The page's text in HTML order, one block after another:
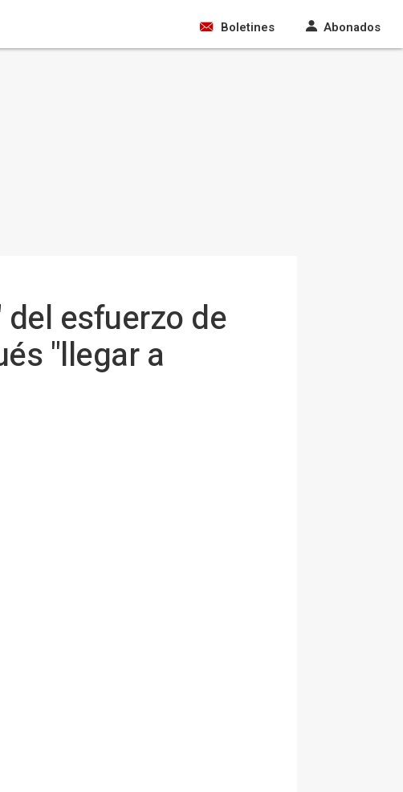
Boletines Abonados
esfuerzo de
"llegar a